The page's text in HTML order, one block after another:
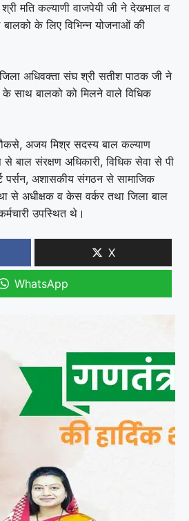
मति कल्याणी वाजपेयी जी ने देखभाल व
के लिए विभिन्न योजनाओं की
अधिवक्ता संघ श्री सतीश पाठक जी ने
के साथ बालको को मिलने वाले विधिक
अजय मिश्र सदस्य बाल कल्याण
से बाल संरक्षण अधिकारी, विधिक सेवा से पी
पर्सन, अशासकीय संगठन से सामाजिक
से अधीक्षक व केस वर्कर तथा जिला बाल
उपस्थित थे।
X
WhatsApp